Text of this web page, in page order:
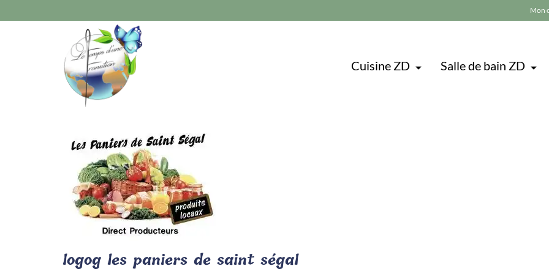
Mon
Cuisine ZD Salle de bain ZD
logog les paniers de saint ségal